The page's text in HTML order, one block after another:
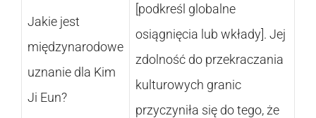
Jakie jest
międzynarodowe
uznanie dla Kim
Ji Eun?
[podkreśl globalne
osiągnięcia lub wkłady]. Jej
zdolność do przekraczania
kulturowych granic
przyczyniła się do tego, że